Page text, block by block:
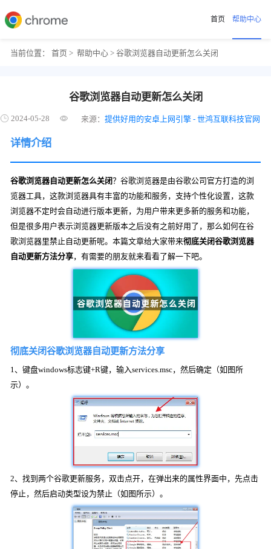
首页 帮助中心
当前位置： 首页 >帮助中心 > 谷歌浏览器自动更新怎么关闭
谷歌浏览器自动更新怎么关闭
2024-05-28 来源： 提供好用的安卓上网引擎 - 世鸿互联科技官网
详情介绍
谷歌浏览器自动更新怎么关闭？谷歌浏览器是由谷歌公司官方打造的浏
览器工具，这款浏览器具有丰富的功能和服务，支持个性化设置，这款
浏览器不定时会自动进行版本更新，为用户带来更多新的服务和功能，
但是很多用户表示浏览器更新版本之后没有之前好用了，那么如何在谷
歌浏览器里禁止自动更新呢。本篇文章给大家带来彻底关闭谷歌浏览器
自动更新方法分享，有需要的朋友就来看看了解一下吧。
彻底关闭谷歌浏览器自动更新方法分享
1、键盘windows标志键+R键，输入services.msc，然后确定（如图所
示）。
2、找到两个谷歌更新服务，双击点开，在弹出来的属性界面中，先点击
停止，然后启动类型设为禁止（如图所示）。